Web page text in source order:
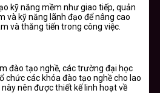
kỹ năng mềm như giao tiếp, quản
và kỹ năng lãnh đạo để nâng cao
và thăng tiến trong công việc.
đào tạo nghề, các trường đại học
chức các khóa đào tạo nghề cho lao
nên được thiết kế linh hoạt về